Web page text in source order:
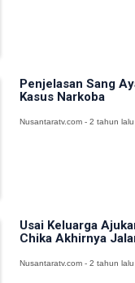
Penjelasan Sang
Kasus Narkoba
Nusantaratv.com - 2 tahun lalu
Usai Keluarga
Chika Akhirnya
Nusantaratv.com - 2 tahun lalu